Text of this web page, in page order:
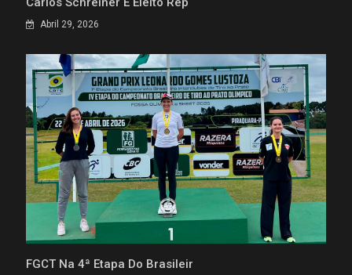
Abril 29, 2026
FGCT Na 4ª Etapa Do Brasileir